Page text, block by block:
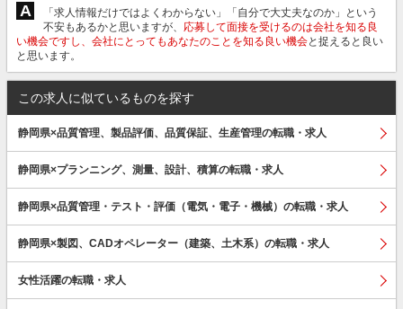
A
「求人情報だけではよくわからない」「自分で大丈夫なのか」という
不安もあるかと思いますが、 応募して面接を受けるのは会社を知る良
い機会ですし、会社にとってもあなたのことを知る良い機会と捉えると良い
と思います。
この求人に似ているものを探す
静岡県×品質管理、製品評価、品質保証、生産管理の転職・求人
静岡県×プランニング、測量、設計、積算の転職・求人
静岡県×品質管理・テスト・評価（電気・電子・機械）の転職・求人
静岡県×製図、CADオペレーター（建築、土木系）の転職・求人
女性活躍の転職・求人